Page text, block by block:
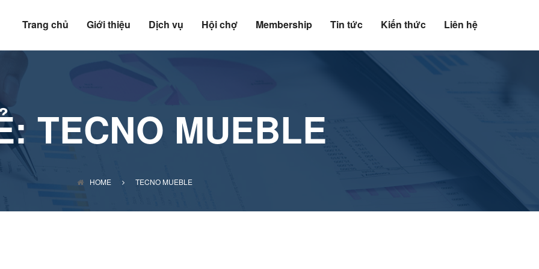
Trang chủ Giới thiệu Dịch vụ Hội chợ Membership Tin tức Kiến thức Liên hệ
TECNO MUEBLE
HOME TECNO MUEBLE